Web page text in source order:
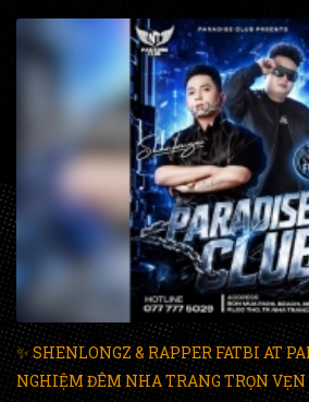
✨ SHENLONGZ & RAPPER FATBI AT
NGHIỆM ĐÊM NHA TRANG TRỌN VẸN